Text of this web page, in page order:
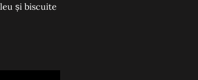
și biscuite